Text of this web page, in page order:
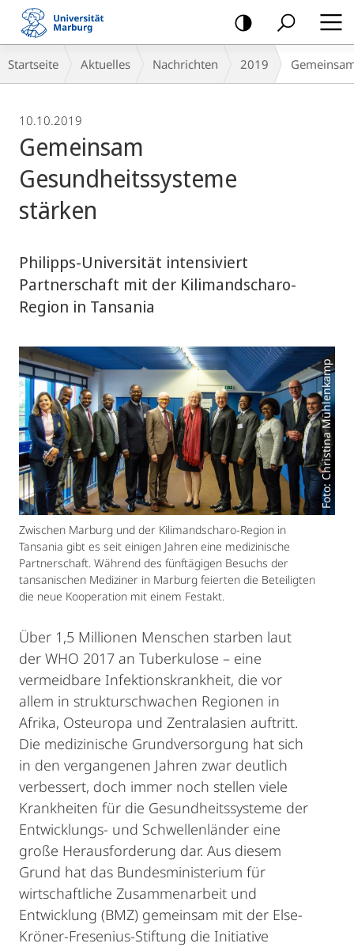
Mobile-
Navigation
Breadcrumb-
Navigation
Startseite Aktuelles Nachrichten 2019
10.10.2019
Gemeinsam
Gesundheitssysteme
stärken
Philipps-Universität intensiviert
Partnerschaft mit der Kilimandscharo-
Region in Tansania
Foto: Christina Mühlenkamp
Zwischen Marburg und der Kilimandscharo-Region in
Tansania gibt es seit einigen Jahren eine medizinische
Partnerschaft. Während des fünftägigen Besuchs der
tansanischen Mediziner in Marburg feierten die Beteiligten
die neue Kooperation mit einem Festakt.
Über 1,5 Millionen Menschen starben laut
der WHO 2017 an Tuberkulose – eine
vermeidbare Infektionskrankheit, die vor
allem in strukturschwachen Regionen in
Afrika, Osteuropa und Zentralasien auftritt.
Die medizinische Grundversorgung hat sich
in den vergangenen Jahren zwar deutlich
verbessert, doch immer noch stellen viele
Krankheiten für die Gesundheitssysteme der
Entwicklungs- und Schwellenländer eine
große Herausforderung dar. Aus diesem
Grund hat das Bundesministerium für
wirtschaftliche Zusammenarbeit und
Entwicklung (BMZ) gemeinsam mit der Else-
Kröner-Fresenius-Stiftung die Initiative